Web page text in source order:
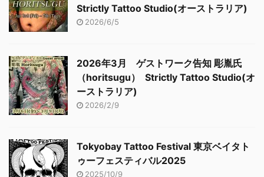
Strictly Tattoo Studio(オーストラリア)
2026/6/5
2026年3月 ゲストワーク告知 彫胤氏
（horitsugu） Strictly Tattoo Studio(オ
ーストラリア)
2026/2/9
Tokyobay Tattoo Festival 東京ベイタト
ゥーフェスティバル2025
2025/10/9